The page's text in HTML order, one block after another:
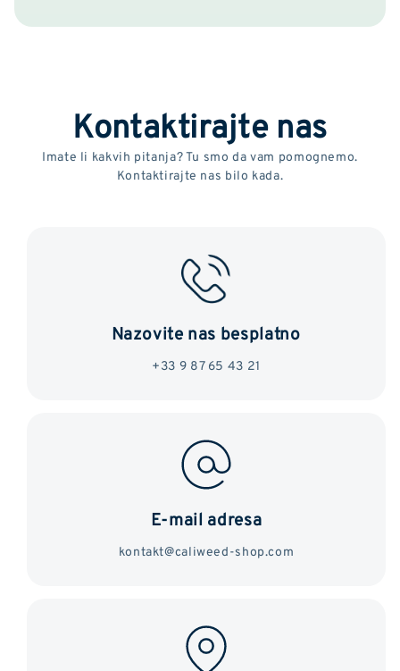
Kontaktirajte nas
Imate li kakvih pitanja? Tu smo da vam pomognemo.
Kontaktirajte nas bilo kada.
Nazovite nas besplatno
+33 9 87 65 43 21
E-mail adresa
kontakt@caliweed-shop.com